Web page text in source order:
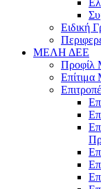
Ειδική
ΜΕΛΗ ΔΕΕ
Προφίλ